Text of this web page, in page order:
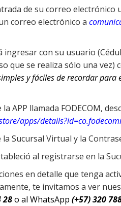
de su correo
correo electrónico a
con su usuario
que se realiza sólo una
y fáciles de recordar
APP llamada FODECOM,
apps/
Sucursal Virtual y la
al registrarse en la
en detalle que tenga
te invitamos a ver
28o al WhatsApp (+57) 320